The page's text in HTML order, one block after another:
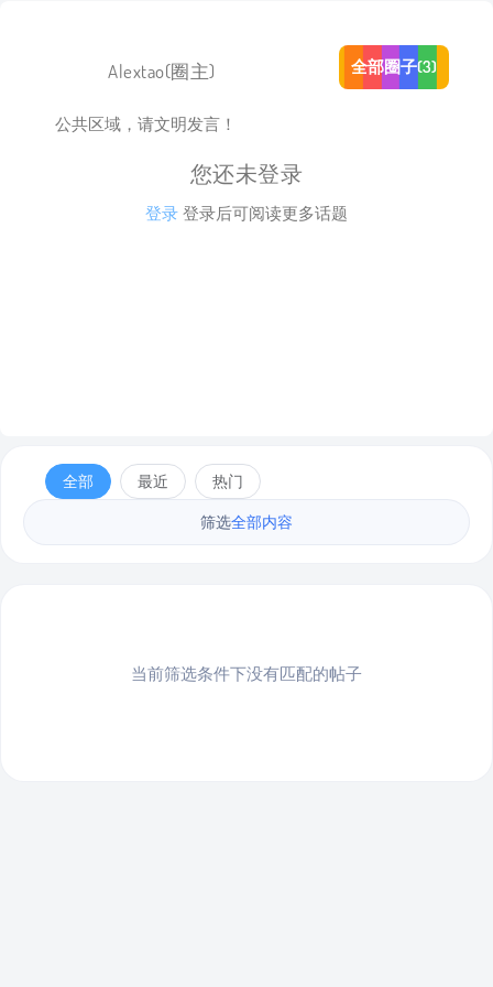
Alextao(圈主) 全部圈子(3)
公共区域，请文明发言！
您还未登录
登录 登录后可阅读更多话题
全部 最近 热门
筛选全部内容
当前筛选条件下没有匹配的帖子